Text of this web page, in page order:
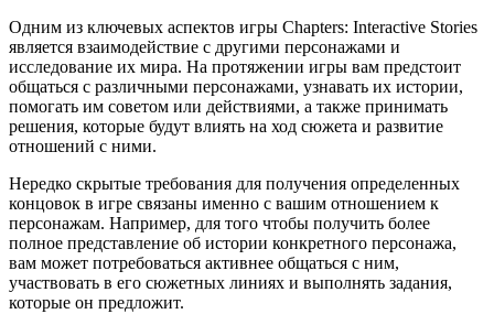
Одним из ключевых аспектов игры Chapters: Interactive Stories
является взаимодействие с другими персонажами и
исследование их мира. На протяжении игры вам предстоит
общаться с различными персонажами, узнавать их истории,
помогать им советом или действиями, а также принимать
решения, которые будут влиять на ход сюжета и развитие
отношений с ними.
Нередко скрытые требования для получения определенных
концовок в игре связаны именно с вашим отношением к
персонажам. Например, для того чтобы получить более
полное представление об истории конкретного персонажа,
вам может потребоваться активнее общаться с ним,
участвовать в его сюжетных линиях и выполнять задания,
которые он предложит.